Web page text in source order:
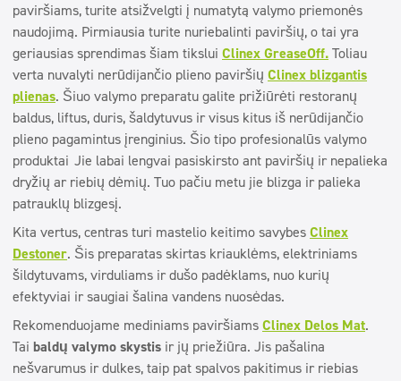
paviršiams, turite atsižvelgti į numatytą valymo priemonės
naudojimą. Pirmiausia turite nuriebalinti paviršių, o tai yra
geriausias sprendimas šiam tikslui Clinex GreaseOff.Toliau
verta nuvalyti nerūdijančio plieno paviršių Clinex blizgantis
plienas. Šiuo valymo preparatu galite prižiūrėti restoranų
baldus, liftus, duris, šaldytuvus ir visus kitus iš nerūdijančio
plieno pagamintus įrenginius. Šio tipo profesionalūs valymo
produktai Jie labai lengvai pasiskirsto ant paviršių ir nepalieka
dryžių ar riebių dėmių. Tuo pačiu metu jie blizga ir palieka
patrauklų blizgesį.
Kita vertus, centras turi mastelio keitimo savybesClinex
Destoner. Šis preparatas skirtas kriauklėms, elektriniams
šildytuvams, virduliams ir dušo padėklams, nuo kurių
efektyviai ir saugiai šalina vandens nuosėdas.
Rekomenduojame mediniams paviršiamsClinex Delos Mat.
Tai baldų valymo skystis ir jų priežiūra. Jis pašalina
nešvarumus ir dulkes, taip pat spalvos pakitimus ir riebias